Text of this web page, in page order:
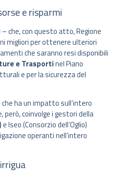
e risparmi
che, con questo atto, Regione
migliori per ottenere ulteriori
che saranno resi disponibili
e Trasportinel Piano
e per la sicurezza del
ha un impatto sull’intero
coinvolge i gestori della
e Iseo (Consorzio dell’Oglio)
operanti nell’intero